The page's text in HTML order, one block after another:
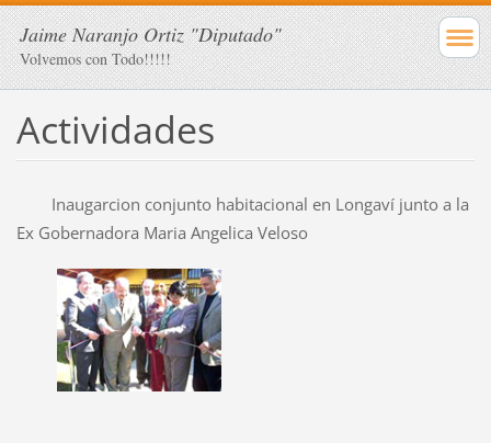
Jaime Naranjo Ortiz "Diputado"
Volvemos con Todo!!!!!
Actividades
Inaugarcion conjunto habitacional en Longaví junto a la
Ex Gobernadora Maria Angelica Veloso